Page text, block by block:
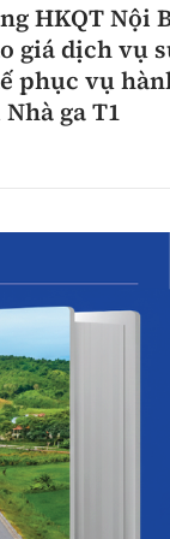
HKQT Nội
giá dịch vụ
phục vụ
ga T1